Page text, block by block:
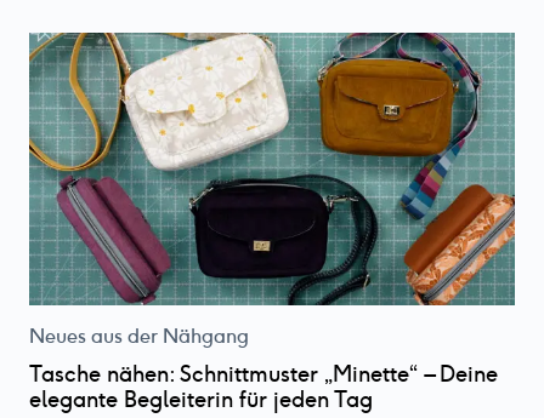
Neues aus der Nähgang
Tasche nähen: Schnittmuster „Minette“ – Deine
elegante Begleiterin für jeden Tag